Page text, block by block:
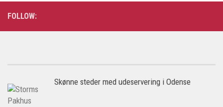
FOLLOW:
Skønne steder med udeservering i Odense